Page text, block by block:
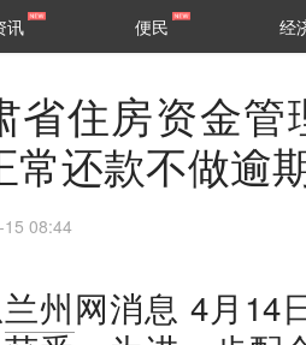
县
讯 便民 经
省住房资金
常还款不做逾
08:44
兰州网消息 4月14